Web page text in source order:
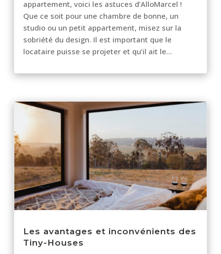
appartement, voici les astuces d’AlloMarcel !
Que ce soit pour une chambre de bonne, un
studio ou un petit appartement, misez sur la
sobriété du design. Il est important que le
locataire puisse se projeter et qu’il ait le...
Les avantages et inconvénients des
Tiny-Houses